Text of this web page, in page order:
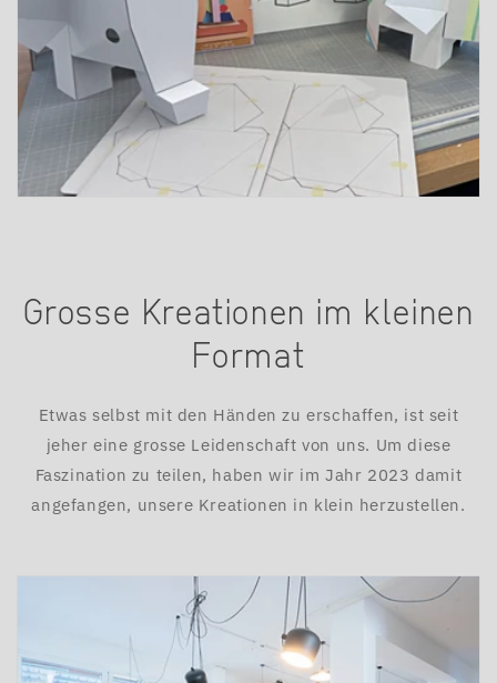
Grosse Kreationen im kleinen
Format
Etwas selbst mit den Händen zu erschaffen, ist seit
jeher eine grosse Leidenschaft von uns. Um diese
Faszination zu teilen, haben wir im Jahr 2023 damit
angefangen, unsere Kreationen in klein herzustellen.